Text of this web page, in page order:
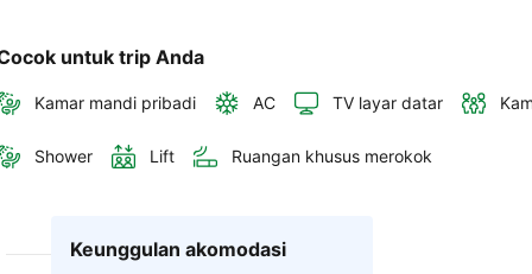
untuk trip Anda
Kamar mandi pribadi AC TV layar datar
Shower Lift Ruangan khusus merokok
Keunggulan akomodasi